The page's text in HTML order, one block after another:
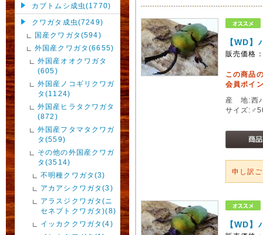
カブトムシ成虫(1770)
クワガタ成虫(7249)
国産クワガタ(594)
外国産クワガタ(6655)
外国産オオクワガタ
(605)
外国産ノコギリクワガ
タ(1124)
外国産ヒラタクワガタ
(872)
外国産フタマタクワガ
タ(559)
その他の外国産クワガ
タ(3514)
不明種クワガタ(3)
アカアシクワガタ(3)
アラスジクワガタ(ニ
セネブトクワガタ)(8)
イッカククワガタ(4)
【WD
販売価格
この商品
会員ポイ
産 地:西
サイズ
申し訳
【WD